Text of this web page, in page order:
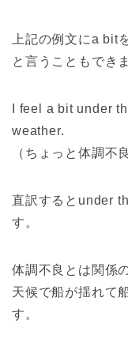
上記の例文にa bit
と言うこともでき
I feel a bit under
weather.
（ちょっと体調不
直訳するとunder
す。
体調不良とは関係
天候で船が揺れて
す。